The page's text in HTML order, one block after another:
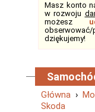
Masz konto
w rozwoju
możesz
dziękujemy!
Główna ›
Skoda